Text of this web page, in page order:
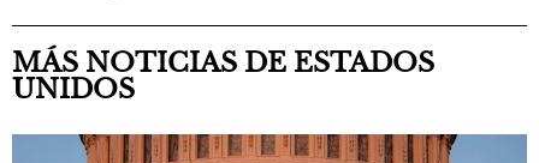
MÁS NOTICIAS DE ESTADOS
UNIDOS